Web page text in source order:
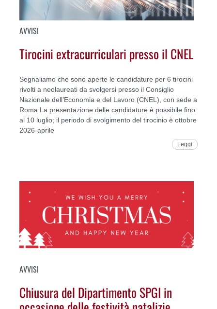
AVVISI
Tirocini extracurriculari presso il CNEL
Segnaliamo che sono aperte le candidature per 6 tirocini
rivolti a neolaureati da svolgersi presso il Consiglio
Nazionale dell’Economia e del Lavoro (CNEL), con sede a
Roma.La presentazione delle candidature è possibile fino
al 10 luglio; il periodo di svolgimento del tirocinio è ottobre
2026-aprile
Leggi
AVVISI
Chiusura del Dipartimento SPGI in